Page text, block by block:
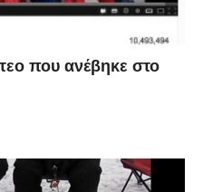
που ανέβηκε στο